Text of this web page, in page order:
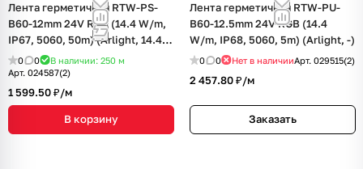
Лента герметичная RTW-PS-
B60-12mm 24V RGB (14.4 W/m,
IP67, 5060, 50m) (Arlight, 14.4
Вт/м, IP67)
0 0 В наличии: 250 м
Арт. 024587(2)
1 599.50 ₽/м
В корзину
Лента герметичная RTW-PU-
B60-12.5mm 24V RGB (14.4
W/m, IP68, 5060, 5m) (Arlight, -)
0 0 Нет в наличииАрт. 029515(2)
2 457.80 ₽/м
Заказать